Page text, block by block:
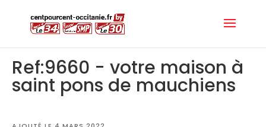
Ref:9660 - votre maison à
saint pons de mauchiens